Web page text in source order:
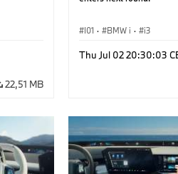
22,51 MB
I01 · BMW i · i3
Thu Jul 02 20:30:03